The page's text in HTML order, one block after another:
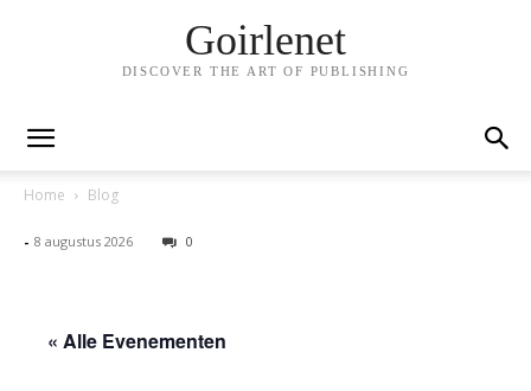
Goirlenet
DISCOVER THE ART OF PUBLISHING
Home Blog
- 8 augustus 2026 0
« Alle Evenementen